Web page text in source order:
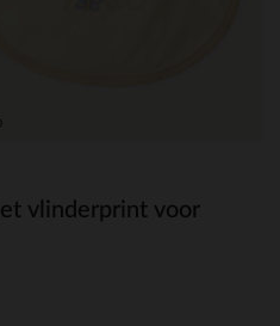
vlinderprint voor